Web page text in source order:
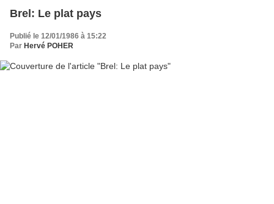
Brel: Le plat pays
Publié le 12/01/1986 à 15:22
Par Hervé POHER